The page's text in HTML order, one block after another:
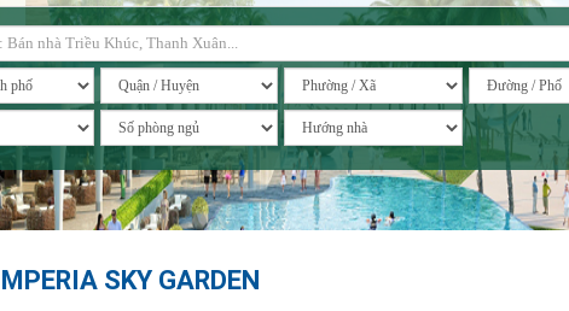
SKY GARDEN